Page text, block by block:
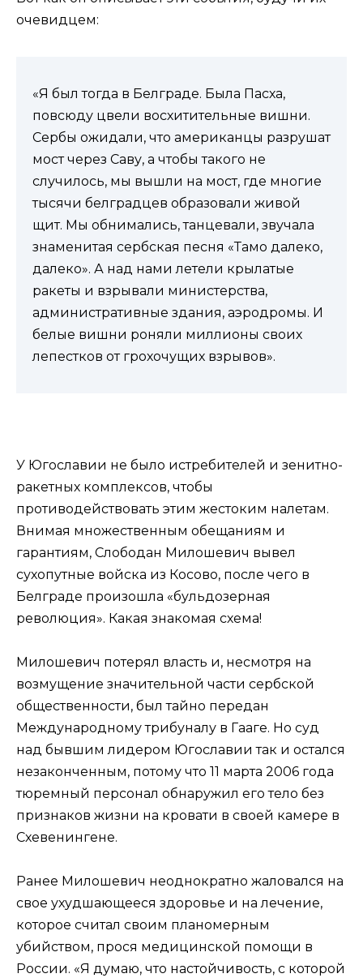
очевидцем:
«Я был тогда в Белграде. Была Пасха,
повсюду цвели восхитительные вишни.
Сербы ожидали, что американцы разрушат
мост через Саву, а чтобы такого не
случилось, мы вышли на мост, где многие
тысячи белградцев образовали живой
щит. Мы обнимались, танцевали, звучала
знаменитая сербская песня «Тамо далеко,
далеко». А над нами летели крылатые
ракеты и взрывали министерства,
административные здания, аэродромы. И
белые вишни роняли миллионы своих
лепестков от грохочущих взрывов».
У Югославии не было истребителей и зенитно-
ракетных комплексов, чтобы
противодействовать этим жестоким налетам.
Внимая множественным обещаниям и
гарантиям, Слободан Милошевич вывел
сухопутные войска из Косово, после чего в
Белграде произошла «бульдозерная
революция». Какая знакомая схема!
Милошевич потерял власть и, несмотря на
возмущение значительной части сербской
общественности, был тайно передан
Международному трибуналу в Гааге. Но суд
над бывшим лидером Югославии так и остался
незаконченным, потому что 11 марта 2006 года
тюремный персонал обнаружил его тело без
признаков жизни на кровати в своей камере в
Схевенингене.
Ранее Милошевич неоднократно жаловался на
свое ухудшающееся здоровье и на лечение,
которое считал своим планомерным
убийством, прося медицинской помощи в
России. «Я думаю, что настойчивость, с которой